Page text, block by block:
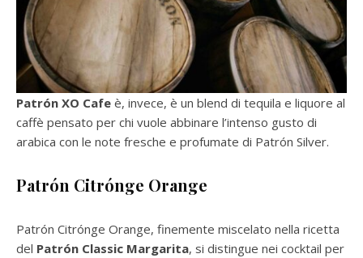
Patrón XO Cafe è, invece, è un blend di tequila e liquore al
caffè pensato per chi vuole abbinare l’intenso gusto di
arabica con le note fresche e profumate di Patrón Silver.
Patrón Citrónge Orange
Patrón Citrónge Orange, finemente miscelato nella ricetta
del Patrón Classic Margarita, si distingue nei cocktail per